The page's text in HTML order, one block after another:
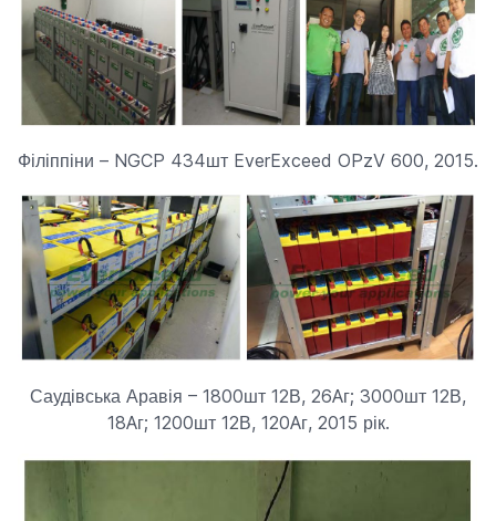
Філіппіни – NGCP 434шт EverExceed OPzV 600, 2015.
Саудівська Аравія – 1800шт 12В, 26Aг; 3000шт 12В,
18Aг; 1200шт 12В, 120Aг, 2015 рік.